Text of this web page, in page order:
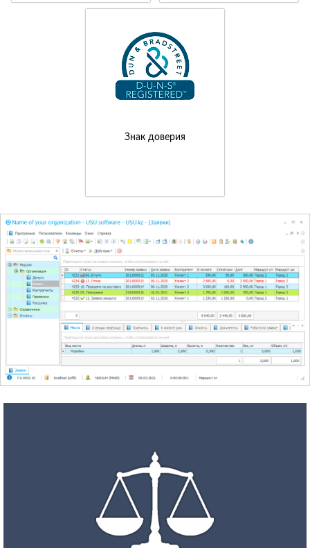
Знак доверия